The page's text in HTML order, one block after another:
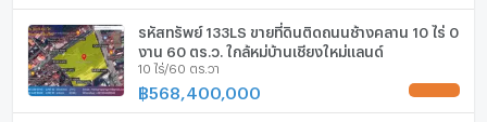
กล้องวงจรปิด (CCTV)
สระว่ายน้ำ
โรงยิม / ฟิตเนส
รหัสทรัพย์ 133LS ขายที่ดินติดถนนช้างคลาน 10 ไร่ 0
งาน 60 ตร.ว. ใกล้หมู่บ้านเชียงใหม่แลนด์
10 ไร่/60 ตร.วา
฿568,400,000